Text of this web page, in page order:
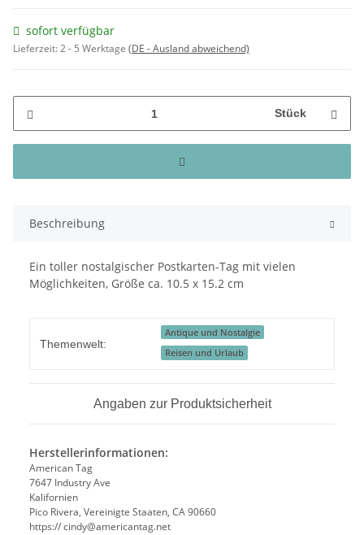
sofort verfügbar
Lieferzeit:2 - 5 Werktage (DE - Ausland abweichend)
Stück
Beschreibung
Ein toller nostalgischer Postkarten-Tag mit vielen
Möglichkeiten, Größe ca. 10.5 x 15.2 cm
Themenwelt:
Antique und Nostalgie
Reisen und Urlaub
Angaben zur Produktsicherheit
Herstellerinformationen:
American Tag
7647 Industry Ave
Kalifornien
Pico Rivera, Vereinigte Staaten, CA 90660
https:// cindy@americantag.net